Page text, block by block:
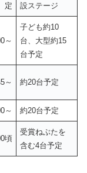
定
設ステージ
～
子ども約10
台、大型約15
台予定
～ 約20台予定
～ 約20台予定
頃
受賞ねぶたを
含む4台予定